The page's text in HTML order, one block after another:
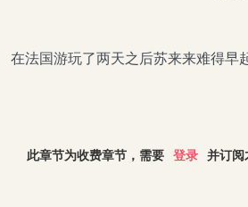
在法国游玩了两天之后苏来来难得早
此章节为收费章节，需要 登录 并订阅